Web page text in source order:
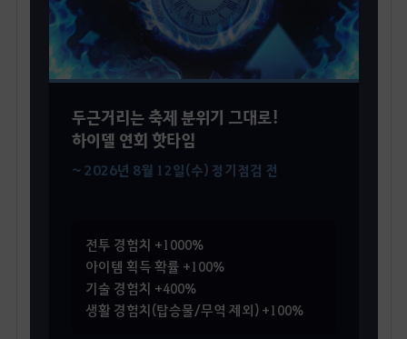
두근거리는 축제 분위기 그대로!
하이델 연회 핫타임
~ 2026년 8월 12일(수) 정기점검 전
전투 경험치 +1000%
아이템 획득 확률 +100%
기술 경험치 +400%
생활 경험치(탑승물/무역 제외) +100%